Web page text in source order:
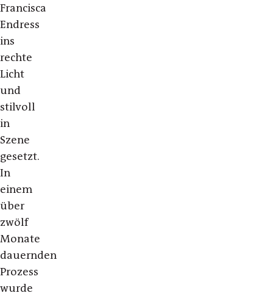
Francisca
Endress
ins
rechte
Licht
und
stilvoll
in
Szene
gesetzt.
In
einem
über
zwölf
Monate
dauernden
Prozess
wurde